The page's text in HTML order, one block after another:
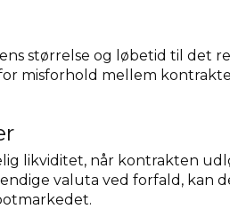
størrelse og løbetid til det
misforhold mellem
likviditet, når kontrakten
valuta ved forfald, kan